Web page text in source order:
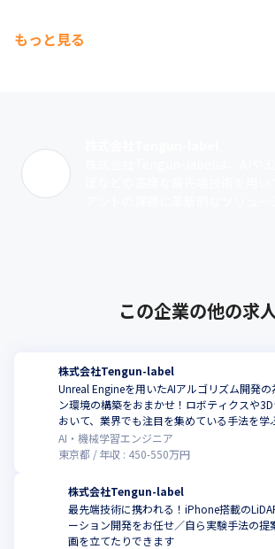
AI/画像処理技術を用いた、体験型のアート作
もっと見る
この企業の他の求
株式会社Tengun-label
Unreal Engineを用いたAIアルゴリズム開発
ン環境の構築をおまかせ！ロボティクスや
おいて、業界でも注目を集めている手法を学
AI・機械学習エンジニア
東京都
年収 : 450-550万円
株式会社Tengun-label
最先端技術に携われる！iPhone搭載の
ーション開発をお任せ／自ら実験手法の提
画を立てたりできます